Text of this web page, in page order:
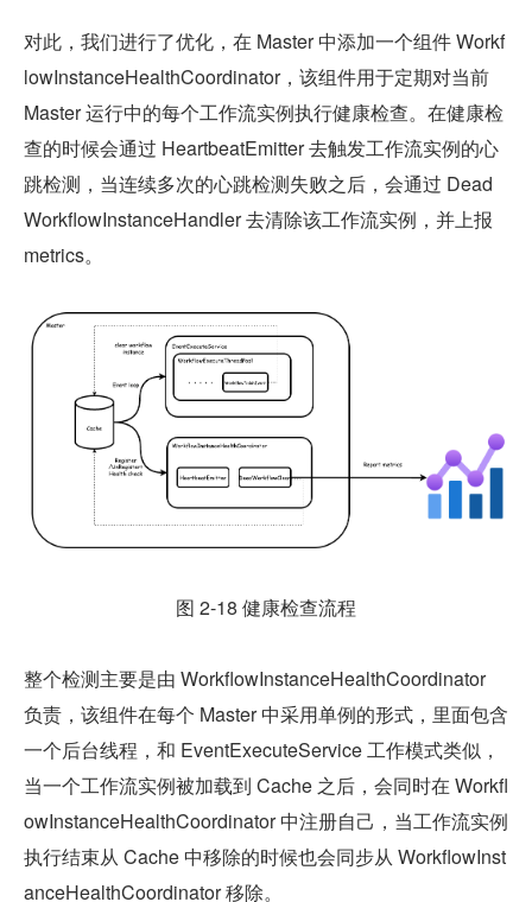
对此，我们进行了优化，在 Master 中添加一个组件 Workf
lowInstanceHealthCoordinator，该组件用于定期对当前
Master 运行中的每个工作流实例执行健康检查。在健康检
查的时候会通过 HeartbeatEmitter 去触发工作流实例的心
跳检测，当连续多次的心跳检测失败之后，会通过 Dead
WorkflowInstanceHandler 去清除该工作流实例，并上报
metrics。
图 2-18 健康检查流程
整个检测主要是由 WorkflowInstanceHealthCoordinator
负责，该组件在每个 Master 中采用单例的形式，里面包含
一个后台线程，和 EventExecuteService 工作模式类似，
当一个工作流实例被加载到 Cache 之后，会同时在 Workfl
owInstanceHealthCoordinator 中注册自己，当工作流实例
执行结束从 Cache 中移除的时候也会同步从 WorkflowInst
anceHealthCoordinator 移除。